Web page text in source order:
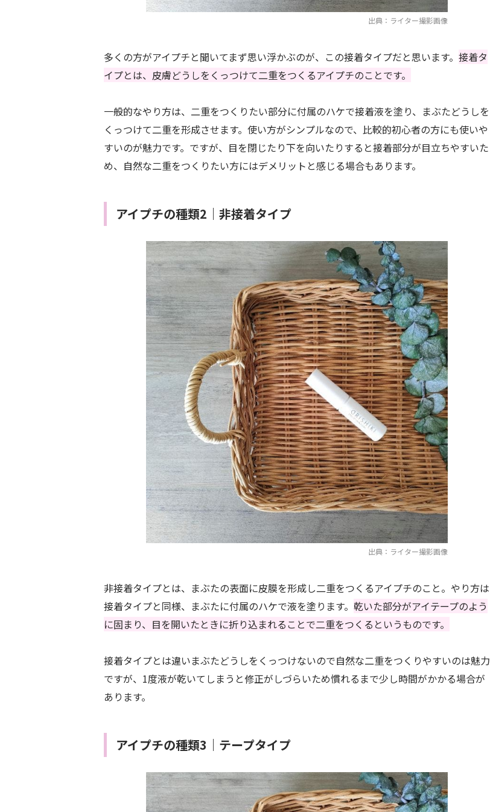
出典：ライター撮影画像
多くの方がアイプチと聞いてまず思い浮かぶのが、この接着タイプだと思います。 接着タ
イプとは、皮膚どうしをくっつけて二重をつくるアイプチのことです。
一般的なやり方は、二重をつくりたい部分に付属のハケで接着液を塗り、まぶたどうしを
くっつけて二重を形成させます。使い方がシンプルなので、比較的初心者の方にも使いや
すいのが魅力です。ですが、目を閉じたり下を向いたりすると接着部分が目立ちやすいた
め、自然な二重をつくりたい方にはデメリットと感じる場合もあります。
アイプチの種類2｜非接着タイプ
出典：ライター撮影画像
非接着タイプとは、まぶたの表面に皮膜を形成し二重をつくるアイプチのこと。やり方は
接着タイプと同様、まぶたに付属のハケで液を塗ります。 乾いた部分がアイテープのよう
に固まり、目を開いたときに折り込まれることで二重をつくるというものです。
接着タイプとは違いまぶたどうしをくっつけないので自然な二重をつくりやすいのは魅力
ですが、1度液が乾いてしまうと修正がしづらいため慣れるまで少し時間がかかる場合が
あります。
アイプチの種類3｜テープタイプ